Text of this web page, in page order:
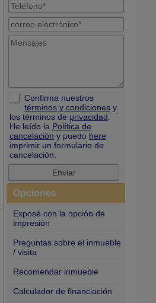
Confirma nuestros
términos y condicionesy
los términos de privacidad
He leído la Política de
cancelación y puedo here
imprimir un formulario de
cancelación.
Opciones
Exposé con la opción de
impresión
Preguntas sobre el inmueble
/ visita
Recomendar inmueble
Calculador de financiación